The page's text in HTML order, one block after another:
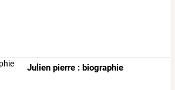
Julien pierre : biographie